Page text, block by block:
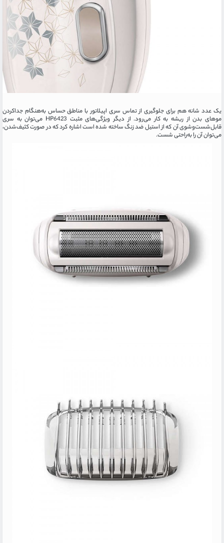
یک عدد شانه هم برای جلوگیری از تماس سری اپیلاتور با مناطق حساس به‌هنگام جداکردن
موهای بدن از ریشه به‌ کار می‌رود. از دیگر ویژگی‌های مثبت HP6423 می‌توان به سری
قابل‌شست‌وشوی آن که از استیل ضد زنگ ساخته شده است اشاره کرد که در صورت کثیف‌شدن،
می‌توان آن را به‌راحتی شست.